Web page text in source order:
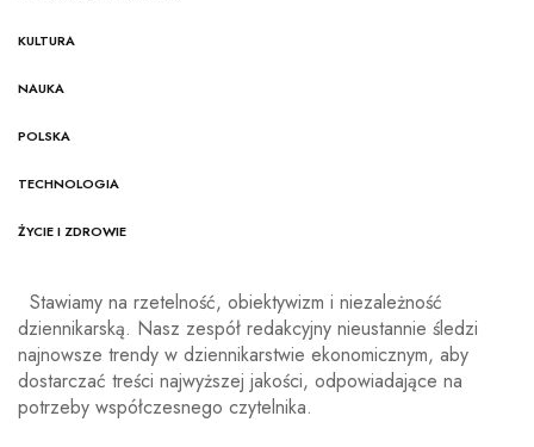
KULTURA
NAUKA
POLSKA
TECHNOLOGIA
ŻYCIE I ZDROWIE
Stawiamy na rzetelność, obiektywizm i niezależność
dziennikarską. Nasz zespół redakcyjny nieustannie śledzi
najnowsze trendy w dziennikarstwie ekonomicznym, aby
dostarczać treści najwyższej jakości, odpowiadające na
potrzeby współczesnego czytelnika.